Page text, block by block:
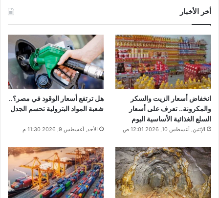
أخر الأخبار
انخفاض أسعار الزيت والسكر
والمكرونة.. تعرف على أسعار
السلع الغذائية الأساسية اليوم
الإثنين, أغسطس 10, 2026 12:01 ص
هل ترتفع أسعار الوقود في مصر؟..
شعبة المواد البترولية تحسم الجدل
الأحد, أغسطس 9, 2026 11:30 م